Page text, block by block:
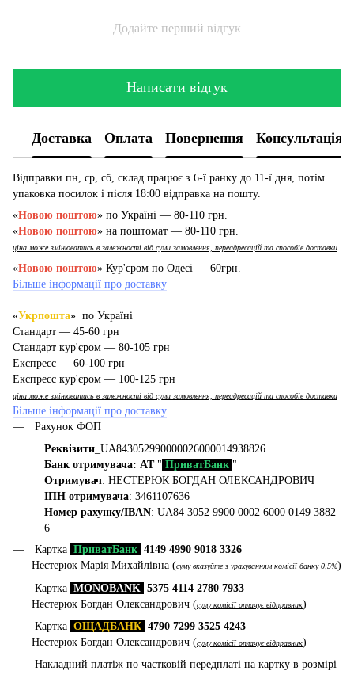
Додайте перший відгук
Написати відгук
Доставка Оплата Повернення Консультація
Відправки пн, ср, сб, склад працює з 6-ї ранку до 11-ї дня, потім
упаковка посилок і після 18:00 відправка на пошту.
«Новою поштою» по Україні — 80-110 грн.
«Новою поштою» на поштомат — 80-110 грн.
ціна може змінюватись в залежності від суми замовлення, переадресацій та способів доставки
«Новою поштою» Кур'єром по Одесі — 60грн.
Більше інформації про доставку
«Укрпошта» по Україні
Стандарт — 45-60 грн
Стандарт кур'єром — 80-105 грн
Експресс — 60-100 грн
Експресс кур'єром — 100-125 грн
ціна може змінюватись в залежності від суми замовлення, переадресацій та способів доставки
Більше інформації про доставку
Рахунок ФОП
Реквізити _UA843052990000026000014938826
Банк отримувача: АТ" ПриватБанк "
Отримувач: НЕСТЕРЮК БОГДАН ОЛЕКСАНДРОВИЧ
ІПН отримувача: 3461107636
Номер рахунку/IBAN: UA84 3052 9900 0002 6000 0149 3882
6
Картка ПриватБанк 4149 4990 9018 3326
Нестерюк Марія Михайлівна (суму вказуйте з урахуванням комісії банку 0,5%)
Картка MONOBANK 5375 4114 2780 7933
Нестерюк Богдан Олександрович (суму комісії оплачує відправник)
Картка ОЩАДБАНК 4790 7299 3525 4243
Нестерюк Богдан Олександрович (суму комісії оплачує відправник)
Накладний платіж по частковій передплаті на картку в розмірі